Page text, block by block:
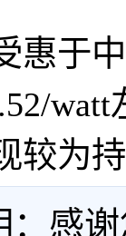
于中
较为
：感